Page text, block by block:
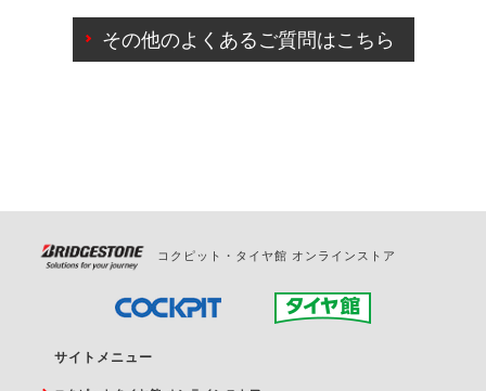
ご来店予約日の3営業日前を過ぎている場合のご予約
の日時変更につきましては、直接ご予約の店舗まで
その他のよくあるご質問はこちら
コクピット・タイヤ館 オンラインストア
サイトメニュー